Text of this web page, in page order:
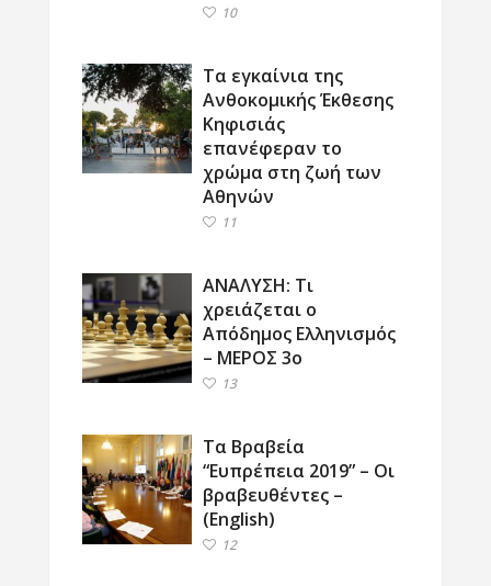
10
Τα εγκαίνια της
Ανθοκομικής Έκθεσης
Κηφισιάς
επανέφεραν το
χρώμα στη ζωή των
Αθηνών
11
ΑΝΑΛΥΣΗ: Τι
χρειάζεται ο
Απόδημος Ελληνισμός
– ΜΕΡΟΣ 3ο
13
Τα Βραβεία
“Ευπρέπεια 2019” – Οι
βραβευθέντες –
(English)
12